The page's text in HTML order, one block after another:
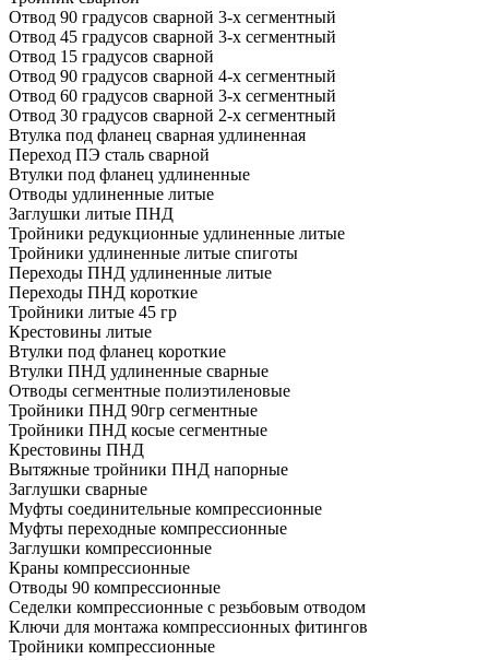
Отвод 90 градусов сварной 3-х сегментный
Отвод 45 градусов сварной 3-х сегментный
Отвод 15 градусов сварной
Отвод 90 градусов сварной 4-х сегментный
Отвод 60 градусов сварной 3-х сегментный
Отвод 30 градусов сварной 2-х сегментный
Втулка под фланец сварная удлиненная
Переход ПЭ сталь сварной
Втулки под фланец удлиненные
Отводы удлиненные литые
Заглушки литые ПНД
Тройники редукционные удлиненные литые
Тройники удлиненные литые спиготы
Переходы ПНД удлиненные литые
Переходы ПНД короткие
Тройники литые 45 гр
Крестовины литые
Втулки под фланец короткие
Втулки ПНД удлиненные сварные
Отводы сегментные полиэтиленовые
Тройники ПНД 90гр сегментные
Тройники ПНД косые сегментные
Крестовины ПНД
Вытяжные тройники ПНД напорные
Заглушки сварные
Муфты соединительные компрессионные
Муфты переходные компрессионные
Заглушки компрессионные
Краны компрессионные
Отводы 90 компрессионные
Седелки компрессионные с резьбовым отводом
Ключи для монтажа компрессионных фитингов
Тройники компрессионные